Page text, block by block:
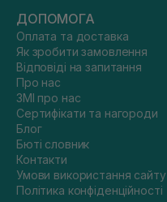
ДОПОМОГА
Оплата та доставка
Як зробити замовлення
Відповіді на запитання
Про нас
ЗМІ про нас
Сертифікати та нагороди
Блог
Бюті словник
Контакти
Умови використання сайту
Політика конфіденційності